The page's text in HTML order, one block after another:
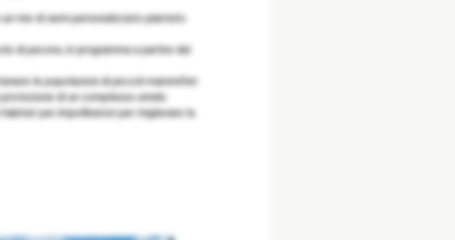
mix di semi personalizzato piantato
di pecore, in programma a partire dal
le popolazioni di piccoli mammiferi
di un complesso umido
per impollinatori per migliorare la